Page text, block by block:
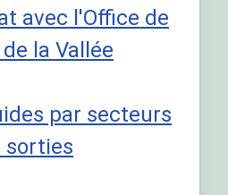
avec l'Office de
la Vallée
par secteurs
sorties